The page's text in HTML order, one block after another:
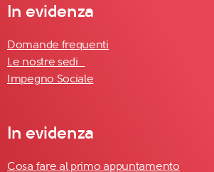
In evidenza
Domande frequenti
Le nostre sedi
Impegno Sociale
In evidenza
Cosa fare al primo appuntamento